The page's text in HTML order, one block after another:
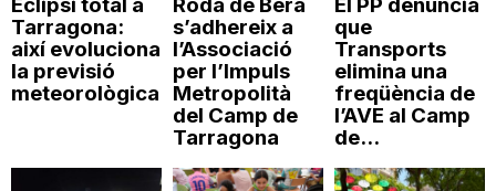
Tarragona:
així evoluciona
la previsió
meteorològica
s’adhereix a
l’Associació
per l’Impuls
Metropolità
del Camp de
Tarragona
que
Transports
elimina una
freqüència de
l’AVE al Camp
de...